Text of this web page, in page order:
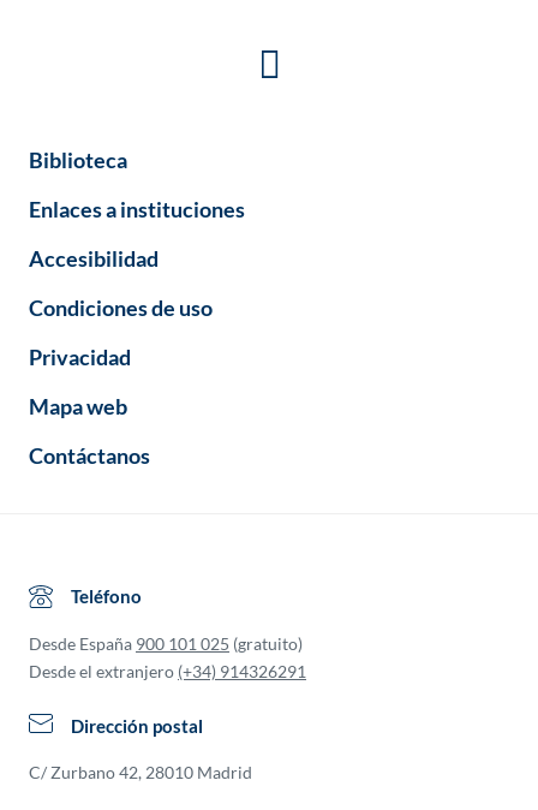
Biblioteca
Enlaces a instituciones
Accesibilidad
Condiciones de uso
Privacidad
Mapa web
Contáctanos
Teléfono
Desde España 900 101 025 (gratuito)
Desde el extranjero (+34) 914326291
Dirección postal
C/ Zurbano 42, 28010 Madrid